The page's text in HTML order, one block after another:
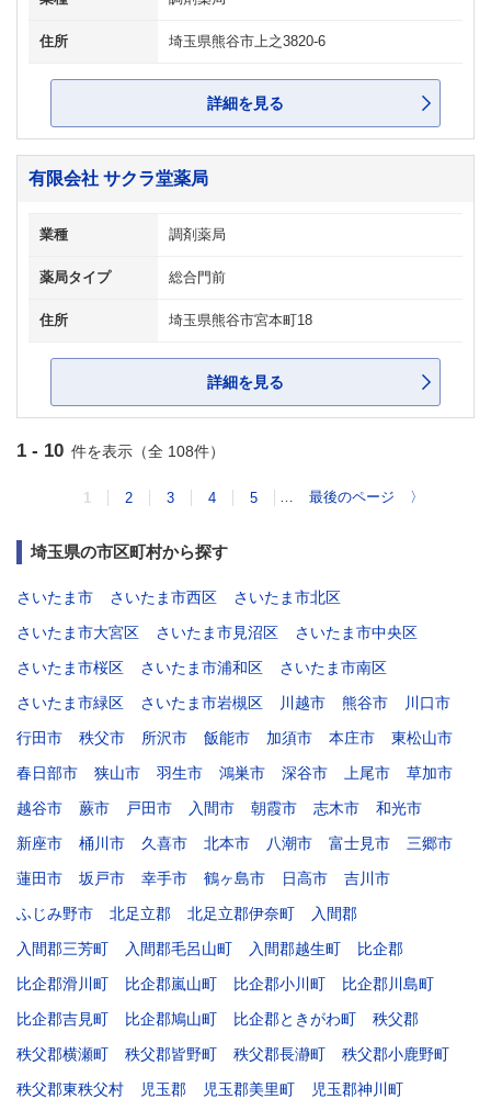
住所 埼玉県熊谷市上之3820-6
詳細を見る
有限会社 サクラ堂薬局
業種 調剤薬局
薬局タイプ 総合門前
住所 埼玉県熊谷市宮本町18
詳細を見る
1 - 10 件を表示（全 108件）
1 2 3 4 5 … 最後のページ 〉
埼玉県の市区町村から探す
さいたま市 さいたま市西区
さいたま市北区
さいたま市大宮区
さいたま市見沼区
さいたま市中央区
さいたま市桜区
さいたま市浦和区
さいたま市南区
さいたま市緑区
さいたま市岩槻区 川越市 熊谷市
川口市
行田市
秩父市 所沢市 飯能市 加須市 本庄市
東松山市
春日部市
狭山市 羽生市 鴻巣市 深谷市 上尾市
草加市
越谷市
蕨市 戸田市 入間市 朝霞市 志木市
和光市
新座市
桶川市 久喜市 北本市 八潮市 富士見市
三郷市
蓮田市
坂戸市 幸手市 鶴ヶ島市 日高市
吉川市
ふじみ野市
北足立郡 北足立郡伊奈町
入間郡
入間郡三芳町
入間郡毛呂山町 入間郡越生町
比企郡
比企郡滑川町
比企郡嵐山町 比企郡小川町
比企郡川島町
比企郡吉見町
比企郡鳩山町 比企郡ときがわ町
秩父郡
秩父郡横瀬町
秩父郡皆野町 秩父郡長瀞町
秩父郡小鹿野町
秩父郡東秩父村
児玉郡 児玉郡美里町
児玉郡神川町